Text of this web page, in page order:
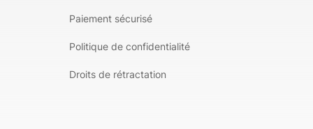
Paiement sécurisé
Politique de confidentialité
Droits de rétractation